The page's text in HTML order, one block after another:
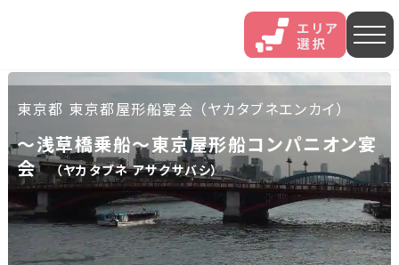
人気エリア
石和 伊香保 熱海
伊豆長岡 穴原 鬼怒川
いわき湯本 越後湯沢 三谷
東京都 東京都屋形船宴会 （ヤカタブネエンカイ）
～浅草橋乗船～東京屋形船コンパニオン宴
会（ヤカタブネ アサクサバシ）